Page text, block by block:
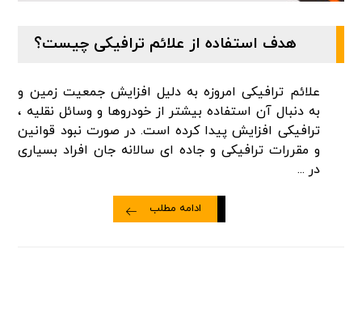
هدف استفاده از علائم ترافیکی چیست؟
علائم ترافیکی امروزه به دلیل افزایش جمعیت زمین و
به دنبال آن استفاده بیشتر از خودروها و وسائل نقلیه ،
ترافیکی افزایش پیدا کرده است. در صورت نبود قوانین
و مقررات ترافیکی و جاده ای سالانه جان افراد بسیاری
در ...
ادامه مطلب